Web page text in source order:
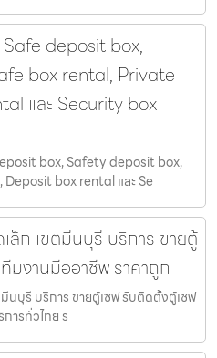
Safe deposit box,
box rental, Private
และ Security box
box, Safety deposit box,
box rental และ Se
ล็ก เขตมีนบุรี บริการ ขายตู้
มงานมืออาชีพ ราคาถูก
นบุรี บริการ ขายตู้เซฟ รับติดตั้งตู้เซฟ
ารทั่วไทย ร